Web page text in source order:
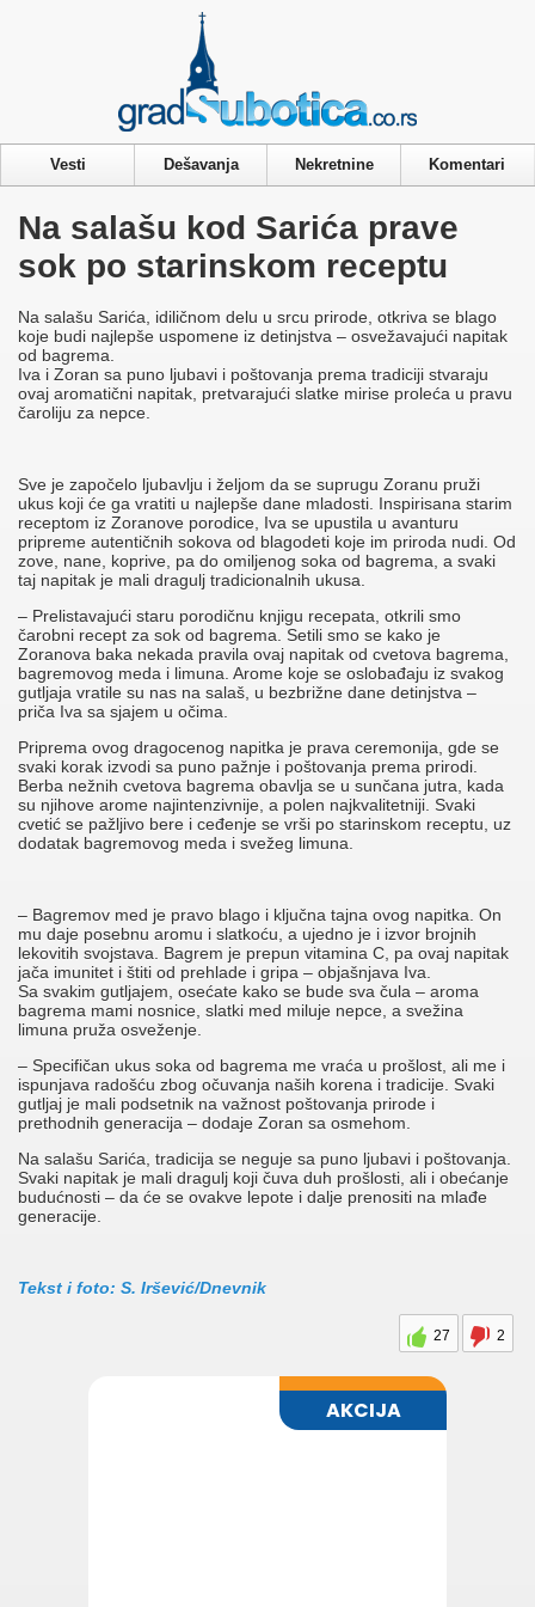
Vesti Dešavanja Nekretnine Komentari
Na salašu kod Sarića prave
sok po starinskom receptu
Na salašu Sarića, idiličnom delu u srcu prirode, otkriva se blago
koje budi najlepše uspomene iz detinjstva – osvežavajući napitak
od bagrema.
Iva i Zoran sa puno ljubavi i poštovanja prema tradiciji stvaraju
ovaj aromatični napitak, pretvarajući slatke mirise proleća u pravu
čaroliju za nepce.
Sve je započelo ljubavlju i željom da se suprugu Zoranu pruži
ukus koji će ga vratiti u najlepše dane mladosti. Inspirisana starim
receptom iz Zoranove porodice, Iva se upustila u avanturu
pripreme autentičnih sokova od blagodeti koje im priroda nudi. Od
zove, nane, koprive, pa do omiljenog soka od bagrema, a svaki
taj napitak je mali dragulj tradicionalnih ukusa.
– Prelistavajući staru porodičnu knjigu recepata, otkrili smo
čarobni recept za sok od bagrema. Setili smo se kako je
Zoranova baka nekada pravila ovaj napitak od cvetova bagrema,
bagremovog meda i limuna. Arome koje se oslobađaju iz svakog
gutljaja vratile su nas na salaš, u bezbrižne dane detinjstva –
priča Iva sa sjajem u očima.
Priprema ovog dragocenog napitka je prava ceremonija, gde se
svaki korak izvodi sa puno pažnje i poštovanja prema prirodi.
Berba nežnih cvetova bagrema obavlja se u sunčana jutra, kada
su njihove arome najintenzivnije, a polen najkvalitetniji. Svaki
cvetić se pažljivo bere i ceđenje se vrši po starinskom receptu, uz
dodatak bagremovog meda i svežeg limuna.
– Bagremov med je pravo blago i ključna tajna ovog napitka. On
mu daje posebnu aromu i slatkoću, a ujedno je i izvor brojnih
lekovitih svojstava. Bagrem je prepun vitamina C, pa ovaj napitak
jača imunitet i štiti od prehlade i gripa – objašnjava Iva.
Sa svakim gutljajem, osećate kako se bude sva čula – aroma
bagrema mami nosnice, slatki med miluje nepce, a svežina
limuna pruža osveženje.
– Specifičan ukus soka od bagrema me vraća u prošlost, ali me i
ispunjava radošću zbog očuvanja naših korena i tradicije. Svaki
gutljaj je mali podsetnik na važnost poštovanja prirode i
prethodnih generacija – dodaje Zoran sa osmehom.
Na salašu Sarića, tradicija se neguje sa puno ljubavi i poštovanja.
Svaki napitak je mali dragulj koji čuva duh prošlosti, ali i obećanje
budućnosti – da će se ovakve lepote i dalje prenositi na mlađe
generacije.
Tekst i foto: S. Iršević/Dnevnik
27 2
Privacy & Cookies Policy